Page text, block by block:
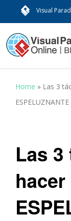
Visual
Home » Las 3
ESPELUZNANTE
Las